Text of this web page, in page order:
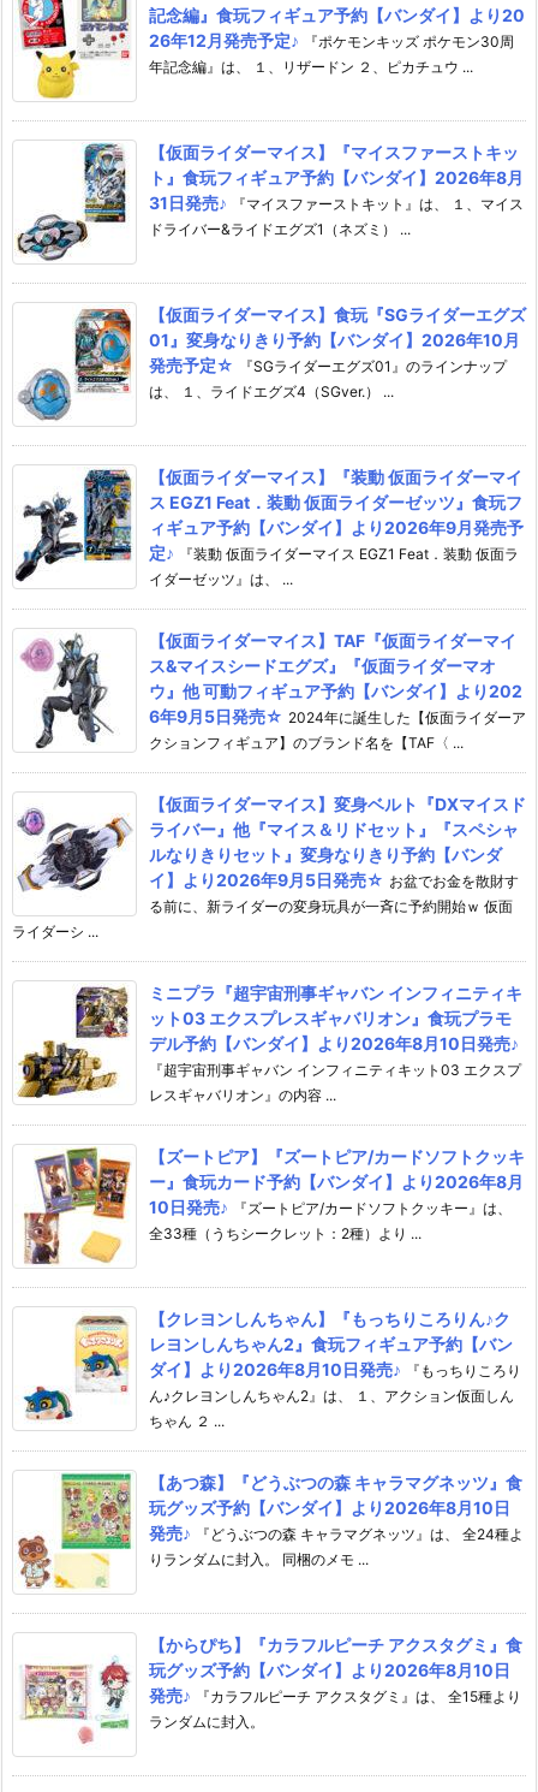
記念編』食玩フィギュア予約【バンダイ】より20
26年12月発売予定♪
『ポケモンキッズ ポケモン30周
年記念編』は、 １、リザードン ２、ピカチュウ ...
【仮面ライダーマイス】『マイスファーストキッ
ト』食玩フィギュア予約【バンダイ】2026年8月
31日発売♪
『マイスファーストキット』は、 １、マイス
ドライバー&ライドエグズ1（ネズミ） ...
【仮面ライダーマイス】食玩『SGライダーエグズ
01』変身なりきり予約【バンダイ】2026年10月
発売予定☆
『SGライダーエグズ01』のラインナップ
は、 １、ライドエグズ4（SGver.） ...
【仮面ライダーマイス】『装動 仮面ライダーマイ
ス EGZ1 Feat．装動 仮面ライダーゼッツ』食玩フ
ィギュア予約【バンダイ】より2026年9月発売予
定♪
『装動 仮面ライダーマイス EGZ1 Feat．装動 仮面ラ
イダーゼッツ』は、 ...
【仮面ライダーマイス】TAF『仮面ライダーマイ
ス&マイスシードエグズ』『仮面ライダーマオ
ウ』他 可動フィギュア予約【バンダイ】より202
6年9月5日発売☆ 2024年に誕生した【仮面ライダーア
クションフィギュア】のブランド名を【TAF〈 ...
【仮面ライダーマイス】変身ベルト『DXマイスド
ライバー』他『マイス＆リドセット』『スペシャ
ルなりきりセット』変身なりきり予約【バンダ
イ】より2026年9月5日発売☆ お盆でお金を散財す
る前に、新ライダーの変身玩具が一斉に予約開始ｗ 仮面
ライダーシ ...
ミニプラ『超宇宙刑事ギャバン インフィニティキ
ット03 エクスプレスギャバリオン』食玩プラモ
デル予約【バンダイ】より2026年8月10日発売♪
『超宇宙刑事ギャバン インフィニティキット03 エクスプ
レスギャバリオン』の内容 ...
【ズートピア】『ズートピア/カードソフトクッキ
ー』食玩カード予約【バンダイ】より2026年8月
10日発売♪
『ズートピア/カードソフトクッキー』は、
全33種（うちシークレット：2種）より ...
【クレヨンしんちゃん】『もっちりころりん♪ク
レヨンしんちゃん2』食玩フィギュア予約【バン
ダイ】より2026年8月10日発売♪
『もっちりころり
ん♪クレヨンしんちゃん2』は、 １、アクション仮面しん
ちゃん ２ ...
【あつ森】『どうぶつの森 キャラマグネッツ』食
玩グッズ予約【バンダイ】より2026年8月10日
発売♪
『どうぶつの森 キャラマグネッツ』は、 全24種よ
りランダムに封入。 同梱のメモ ...
【からぴち】『カラフルピーチ アクスタグミ』食
玩グッズ予約【バンダイ】より2026年8月10日
発売♪
『カラフルピーチ アクスタグミ』は、 全15種より
ランダムに封入。